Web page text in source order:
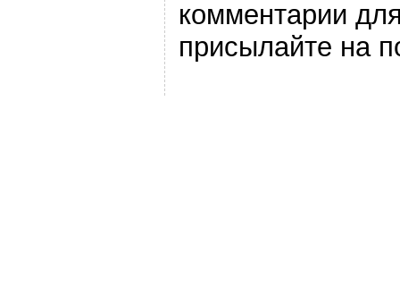
комментарии
присылайте на